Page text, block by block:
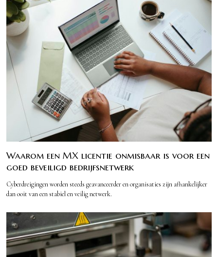
Waarom een MX licentie onmisbaar is voor een
goed beveiligd bedrijfsnetwerk
Cyberdreigingen worden steeds geavanceerder en organisaties zijn afhankelijker
dan ooit van een stabiel en veilig netwerk.